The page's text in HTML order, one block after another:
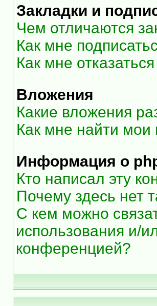
Закладки и
Чем отличаются
Как мне
Как мне
Вложения
Какие вложения
Как мне найти мои
Информация о
Кто написал эту
Почему здесь нет
С кем можно
использования и/
конференцией?